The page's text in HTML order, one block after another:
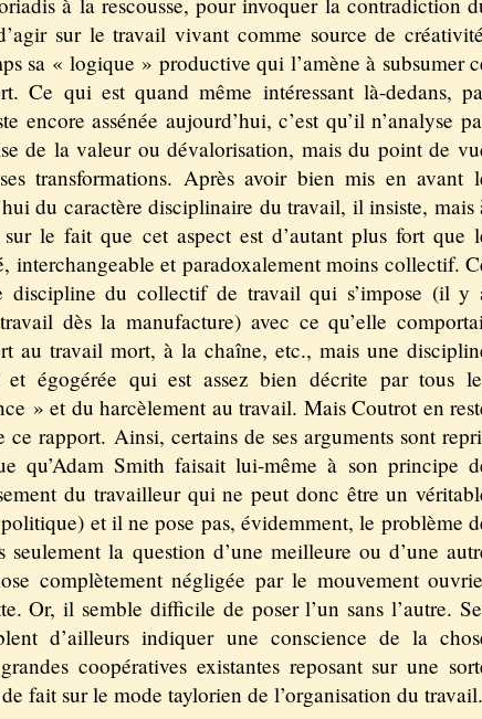
sur le travail vivant comme source de
sa « logique » productive qui l’amène à subsumer
Ce qui est quand même intéressant là-dedans,
encore assénée aujourd’hui, c’est qu’il n’analyse
de la valeur ou dévalorisation, mais du point de
transformations. Après avoir bien mis en avant
du caractère disciplinaire du travail, il insiste, mais
le fait que cet aspect est d’autant plus fort que
interchangeable et paradoxalement moins collectif.
discipline du collectif de travail qui s’impose (il y
dès la manufacture) avec ce qu’elle
au travail mort, à la chaîne, etc., mais une
et égogérée qui est assez bien décrite par tous
» et du harcèlement au travail. Mais Coutrot en
rapport. Ainsi, certains de ses arguments sont
qu’Adam Smith faisait lui-même à son principe
du travailleur qui ne peut donc être un
et il ne pose pas, évidemment, le problème
la question d’une meilleure ou d’une
complètement négligée par le mouvement
Or, il semble difficile de poser l’un sans l’autre.
d’ailleurs indiquer une conscience de la
coopératives existantes reposant sur une
fait sur le mode taylorien de l’organisation du travail.